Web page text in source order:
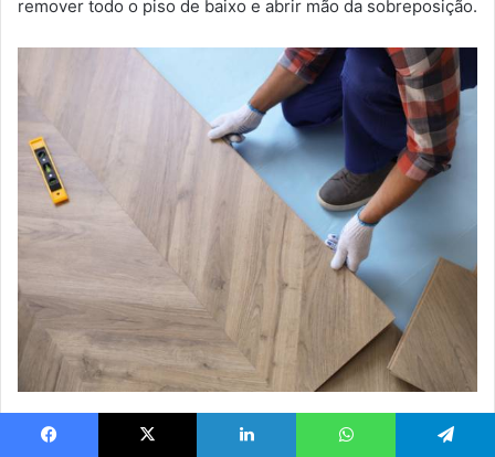
remover todo o piso de baixo e abrir mão da sobreposição.
Qual o melhor piso sobre